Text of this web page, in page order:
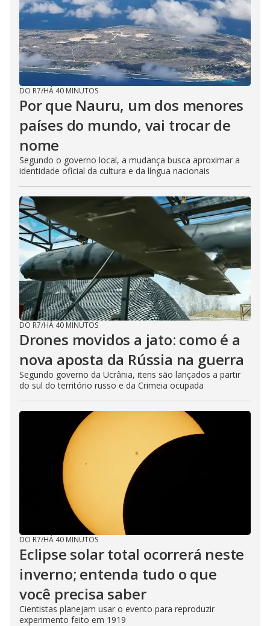
DO R7/HÁ 40 MINUTOS
Por que Nauru, um dos menores
países do mundo, vai trocar de
nome
Segundo o governo local, a mudança busca aproximar a
identidade oficial da cultura e da língua nacionais
DO R7/HÁ 40 MINUTOS
Drones movidos a jato: como é a
nova aposta da Rússia na guerra
Segundo governo da Ucrânia, itens são lançados a partir
do sul do território russo e da Crimeia ocupada
DO R7/HÁ 40 MINUTOS
Eclipse solar total ocorrerá neste
inverno; entenda tudo o que
você precisa saber
Cientistas planejam usar o evento para reproduzir
experimento feito em 1919